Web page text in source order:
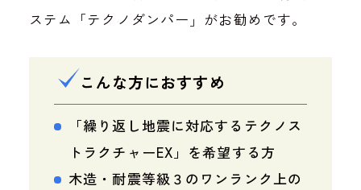
ステム「テクノダンパー」がお勧めです。
こんな方におすすめ
「繰り返し地震に対応するテクノス
トラクチャーEX」を希望する方
木造・耐震等級３のワンランク上の